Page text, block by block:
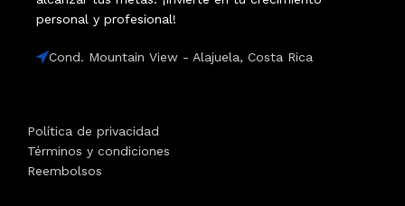
personal y profesional!
Cond. Mountain View - Alajuela, Costa Rica
Política de privacidad
Términos y condiciones
Reembolsos